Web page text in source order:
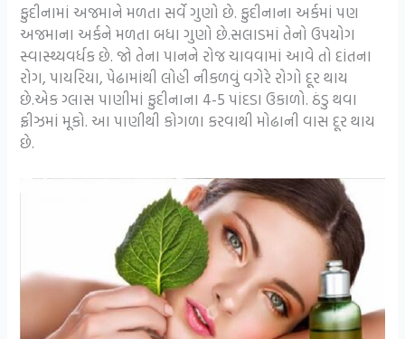
ફુદીનામાં અજમાને મળતા સર્વે ગુણો છે. ફુદીનાના અર્કમાં પણ
અજમાના અર્કને મળતા બધા ગુણો છે.સલાડમાં તેનો ઉપયોગ
સ્વાસ્થ્યવર્ધક છે. જો તેના પાનને રોજ ચાવવામાં આવે તો દાંતના
રોગ, પાયરિયા, પેઢામાંથી લોહી નીકળવું વગેરે રોગો દૂર થાય
છે.એક ગ્લાસ પાણીમાં ફુદીનાના 4-5 પાંદડા ઉકાળો. ઠંડુ થવા
ફ્રીઝમાં મૂકો. આ પાણીથી કોગળા કરવાથી મોઢાની વાસ દૂર થાય
છે.